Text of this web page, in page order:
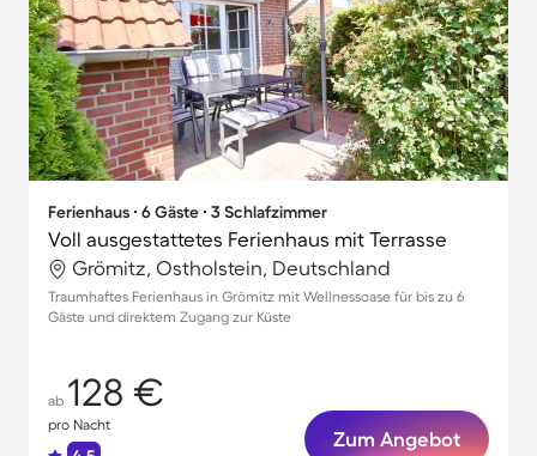
Ferienhaus ∙ 6 Gäste ∙ 3 Schlafzimmer
Voll ausgestattetes Ferienhaus mit Terrasse
Grömitz, Ostholstein, Deutschland
Traumhaftes Ferienhaus in Grömitz mit Wellnessoase für bis zu 6
Gäste und direktem Zugang zur Küste
ab 128 €
pro Nacht
Zum Angebot